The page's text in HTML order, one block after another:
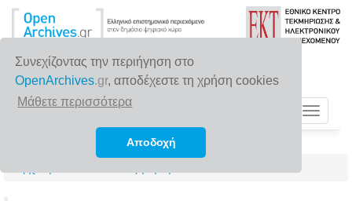
Συνεχίζοντας την περιήγηση στο
OpenArchives.gr, αποδέχεστε τη χρήση cookies
Μάθετε περισσότερα
Αποδοχή
Toggle